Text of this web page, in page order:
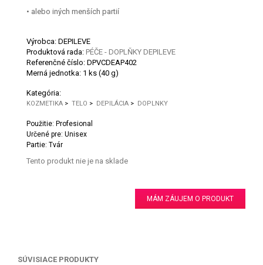
• alebo iných menších partií
Výrobca: DEPILEVE
Produktová rada: PÉČE - DOPLŇKY DEPILEVE
Referenčné číslo: DPVCDEAP402
Merná jednotka: 1 ks (40 g)
Kategória:
KOZMETIKA > TELO > DEPILÁCIA > DOPLNKY
Použitie: Profesional
Určené pre: Unisex
Partie: Tvár
Tento produkt nie je na sklade
MÁM ZÁUJEM O PRODUKT
SÚVISIACE PRODUKTY